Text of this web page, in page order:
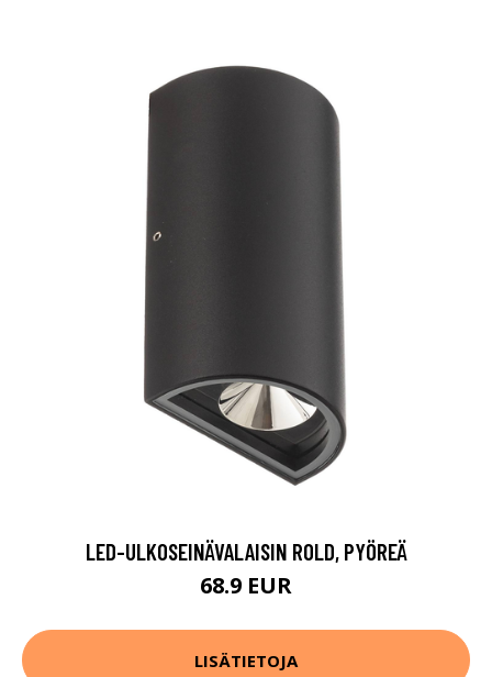
LED-ULKOSEINÄVALAISIN ROLD, PYÖREÄ
68.9 EUR
LISÄTIETOJA